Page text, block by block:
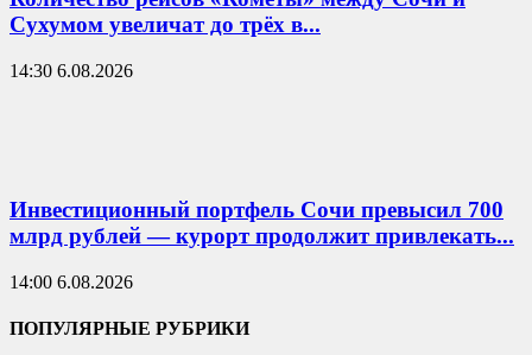
Сухумом увеличат до трёх в...
14:30 6.08.2026
Инвестиционный портфель Сочи превысил 700
млрд рублей — курорт продолжит привлекать...
14:00 6.08.2026
ПОПУЛЯРНЫЕ РУБРИКИ